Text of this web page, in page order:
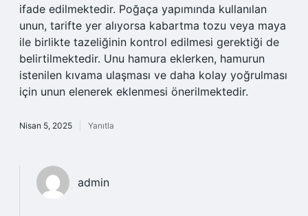
ifade edilmektedir. Poğaça yapımında kullanılan
unun, tarifte yer alıyorsa kabartma tozu veya maya
ile birlikte tazeliğinin kontrol edilmesi gerektiği de
belirtilmektedir. Unu hamura eklerken, hamurun
istenilen kıvama ulaşması ve daha kolay yoğrulması
için unun elenerek eklenmesi önerilmektedir.
Nisan 5, 2025 Yanıtla
admin